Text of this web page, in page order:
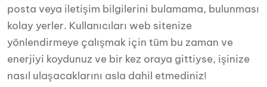
posta veya iletişim bilgilerini bulamama, bulunması
kolay yerler. Kullanıcıları web sitenize
yönlendirmeye çalışmak için tüm bu zaman ve
enerjiyi koydunuz ve bir kez oraya gittiyse, işinize
nasıl ulaşacaklarını asla dahil etmediniz!